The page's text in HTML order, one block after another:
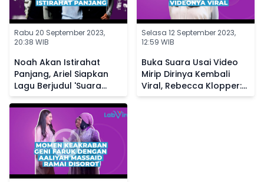
Rabu 20 September 2023,
20:38 WIB
Noah Akan Istirahat
Panjang, Ariel Siapkan
Lagu Berjudul 'Suara
Dalam Kepala' Buat
Penggemar
Selasa 12 September 2023,
12:59 WIB
Buka Suara Usai Video
Mirip Dirinya Kembali
Viral, Rebecca Klopper:
Allah Tidak Tidur